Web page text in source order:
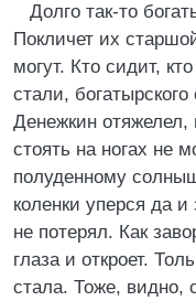
Долго так-то
Покличет их
могут. Кто сидит,
стали,
Денежкин
стоять на ногах не
полуденному
коленки уперся да
не потерял. Как
глаза и откроет.
стала. Тоже, видно,